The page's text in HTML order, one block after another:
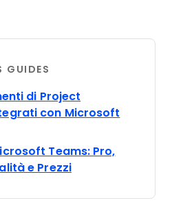
GUIDES
di Project
con Microsoft
window
Teams: Pro,
e PrezziOpens new